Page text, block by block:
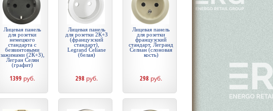
Лицевая панель
для розетки
немецкого
стандарта с
безвинтовыми
зажимами (2К+З),
Легран Селян
(графит)
1399 руб.
Лицевая панель
для розетки 2К+З
(французский
стандарт),
Legrand Celiane
(белая)
298 руб.
Лицевая панель
для розетки
французский
стандарт, Легранд
Селиан (слоновая
кость)
298 руб.